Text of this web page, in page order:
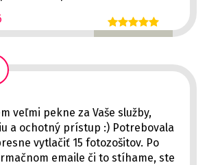
veľmi pekne za Vaše služby,
a ochotný prístup :) Potrebovala
vytlačiť 15 fotozošitov. Po
emaile či to stíhame, ste